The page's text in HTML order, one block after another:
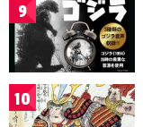
9
10